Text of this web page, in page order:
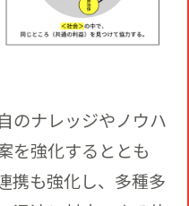
のナレッジやノウハ
を強化するととも
携も強化し、多種多